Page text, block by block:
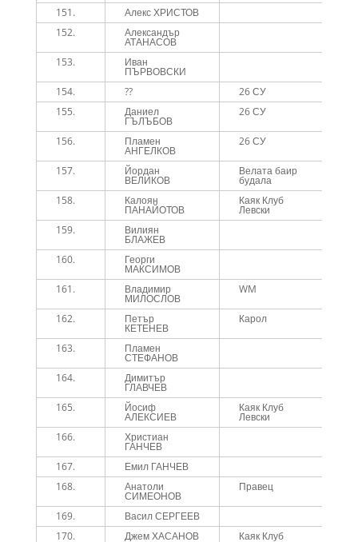
151.
Алекс ХРИСТОВ
152.
Александър
АТАНАСОВ
153. Иван
ПЪРВОВСКИ
154. ?? 26 СУ
155.
Даниел
ГЪЛЪБОВ
26 СУ
156. Пламен
АНГЕЛКОВ
26 СУ
157. Йордан
ВЕЛИКОВ
Велата баир
будала
158. Калоян
ПАНАЙОТОВ
Каяк Клуб
Левски
159. Вилиян
БЛАЖЕВ
160. Георги
МАКСИМОВ
161. Владимир
МИЛОСЛОВ
WM
162. Петър
КЕТЕНЕВ
Карол
163. Пламен
СТЕФАНОВ
164. Димитър
ГЛАВЧЕВ
165. Йосиф
АЛЕКСИЕВ
Каяк Клуб
Левски
166. Христиан
ГАНЧЕВ
167. Емил ГАНЧЕВ
168.
Анатоли
СИМЕОНОВ
Правец
169. Васил СЕРГЕЕВ
170.
Джем ХАСАНОВ Каяк Клуб